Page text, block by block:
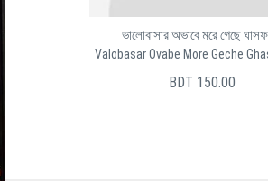
ভালোবাসার অভাবে মরে গেছে
Valobasar Ovabe More Geche
BDT 150.00